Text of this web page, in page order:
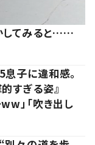
してみると……
子に違和感。
すぎる姿』
」「吹き出し